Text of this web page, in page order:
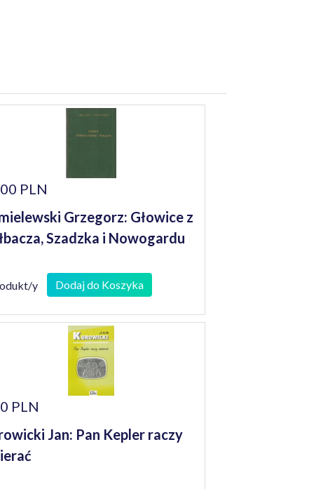
PLN
Grzegorz: Głowice z
Szadzka i Nowogardu
y Dodaj do Koszyka
PLN
Jan: Pan Kepler raczy